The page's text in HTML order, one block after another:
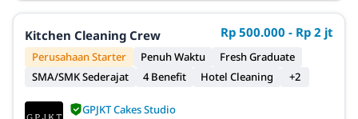
Kitchen Cleaning Crew Rp 500.000 - Rp 2 jt
Perusahaan Starter Penuh Waktu
Fresh Graduate
SMA/SMK Sederajat
4 Benefit Hotel Cleaning +2
GPJKT Cakes Studio